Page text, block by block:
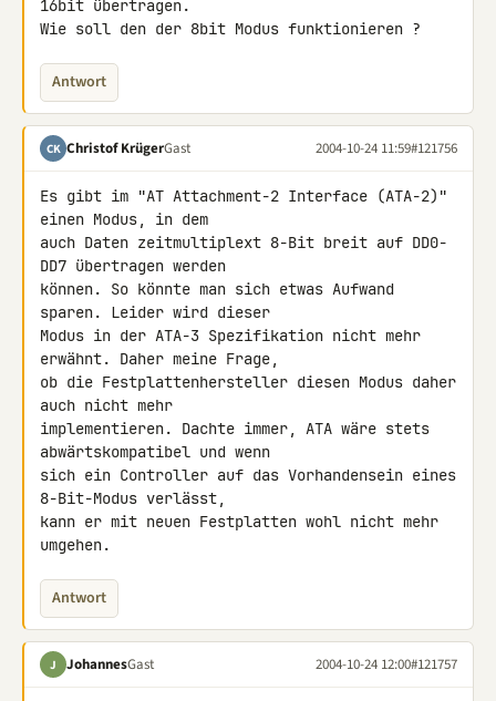
16bit übertragen.
Wie soll den der 8bit Modus funktionieren ?
Antwort
CK Christof KrügerGast 2004-10-24 11:59#121756
Es gibt im "AT Attachment-2 Interface (ATA-2)"
einen Modus, in dem
auch Daten zeitmultiplext 8-Bit breit auf DD0-
DD7 übertragen werden
können. So könnte man sich etwas Aufwand
sparen. Leider wird dieser
Modus in der ATA-3 Spezifikation nicht mehr
erwähnt. Daher meine Frage,
ob die Festplattenhersteller diesen Modus daher
auch nicht mehr
implementieren. Dachte immer, ATA wäre stets
abwärtskompatibel und wenn
sich ein Controller auf das Vorhandensein eines
8-Bit-Modus verlässt,
kann er mit neuen Festplatten wohl nicht mehr
umgehen.
Antwort
J JohannesGast 2004-10-24 12:00#121757